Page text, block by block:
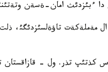
دا ءبئزدئث امان-ةسةن
مةملةكةت تاؤةلسئزدئگئ، ذلت
كذتئپ تذر. ول - قازاقستان